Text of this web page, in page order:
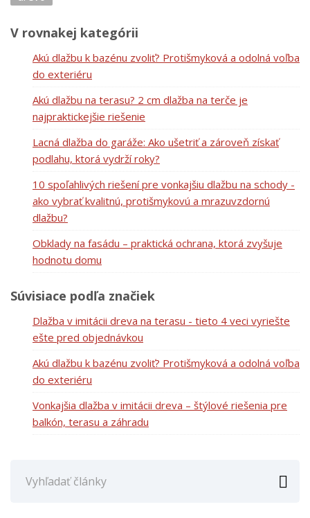
V rovnakej kategórii
Akú dlažbu k bazénu zvoliť? Protišmyková a odolná voľba
do exteriéru
Akú dlažbu na terasu? 2 cm dlažba na terče je
najpraktickejšie riešenie
Lacná dlažba do garáže: Ako ušetriť a zároveň získať
podlahu, ktorá vydrží roky?
10 spoľahlivých riešení pre vonkajšiu dlažbu na schody -
ako vybrať kvalitnú, protišmykovú a mrazuvzdornú
dlažbu?
Obklady na fasádu – praktická ochrana, ktorá zvyšuje
hodnotu domu
Súvisiace podľa značiek
Dlažba v imitácii dreva na terasu - tieto 4 veci vyriešte
ešte pred objednávkou
Akú dlažbu k bazénu zvoliť? Protišmyková a odolná voľba
do exteriéru
Vonkajšia dlažba v imitácii dreva – štýlové riešenia pre
balkón, terasu a záhradu
